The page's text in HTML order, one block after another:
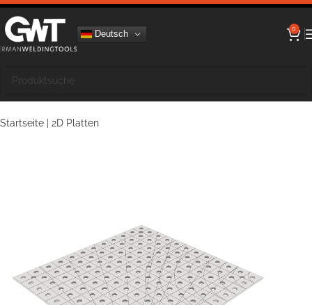
Deutsch 0
Startseite 2D Platten